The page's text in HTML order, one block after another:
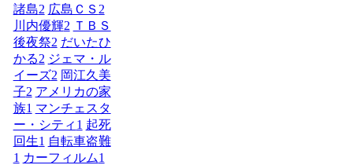
諸島2 広島ＣＳ 2
川内優輝2 ＴＢＳ
後夜祭2 だいたひ
かる2 ジェマ・ル
イーズ2 岡江久美
子2 アメリカの家
族1 マンチェスタ
ー・シティ 1 起死
回生1 自転車盗難
1 カーフィルム1